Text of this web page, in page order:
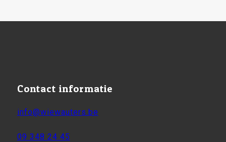
Contact informatie
info@wiewauters.be
09 348 24 45